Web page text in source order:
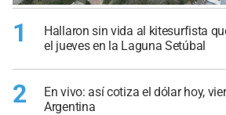
1
Hallaron sin vida al kitesurfista
el jueves en la Laguna Setúbal
2
En vivo: así cotiza el dólar hoy,
Argentina